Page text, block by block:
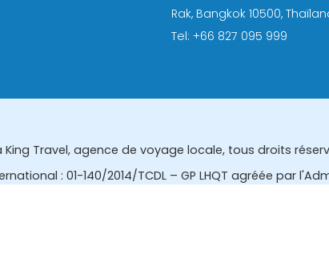
Rak, Bangkok 10500,
Tel: +66 827 095 999
King Travel, agence de voyage locale, tous droits
: 01-140/2014/TCDL – GP LHQT agréée par